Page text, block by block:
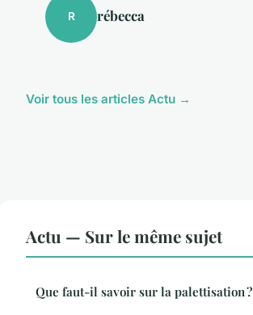
R rébecca
Voir tous les articles Actu →
Actu — Sur le même sujet
Que faut-il savoir sur la palettisation ?